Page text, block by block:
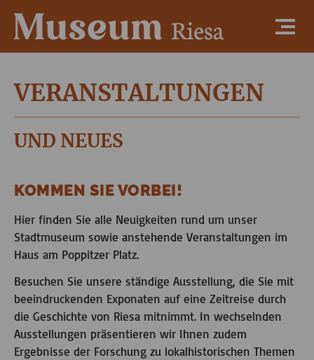
VERANSTALTUNGEN
UND NEUES
KOMMEN SIE VORBEI!
Hier finden Sie alle Neuigkeiten rund um unser
Stadtmuseum sowie anstehende Veranstaltungen im
Haus am Poppitzer Platz.
Besuchen Sie unsere ständige Ausstellung, die Sie mit
beeindruckenden Exponaten auf eine Zeitreise durch
die Geschichte von Riesa mitnimmt. In wechselnden
Ausstellungen präsentieren wir Ihnen zudem
Ergebnisse der Forschung zu lokalhistorischen Themen